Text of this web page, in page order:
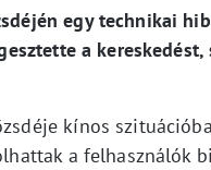
egy technikai
a kereskedést,
kínos
a felhasználók